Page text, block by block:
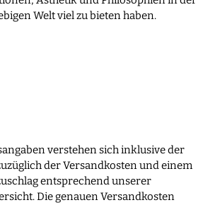
Welt viel zu bieten haben.
verstehen sich inklusive der
der Versandkosten und einem
entsprechend unserer
Die genauen Versandkosten